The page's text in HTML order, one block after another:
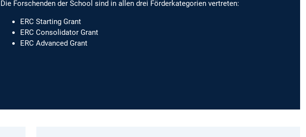
Die Forschenden der School sind in allen drei Förderkategorien vertreten:
ERC Starting Grant
ERC Consolidator Grant
ERC Advanced Grant